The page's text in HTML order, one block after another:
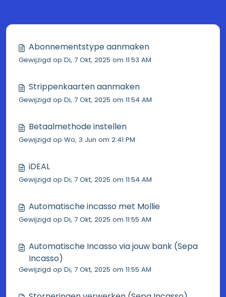
Abonnementstype aanmaken
Gewijzigd op Di, 7 Okt, 2025 om 11:53 AM
Strippenkaarten aanmaken
Gewijzigd op Di, 7 Okt, 2025 om 11:54 AM
Betaalmethode instellen
Gewijzigd op Wo, 3 Jun om 2:41 PM
iDEAL
Gewijzigd op Di, 7 Okt, 2025 om 11:54 AM
Automatische incasso met Mollie
Gewijzigd op Di, 7 Okt, 2025 om 11:55 AM
Automatische Incasso via jouw bank (Sepa
Incasso)
Gewijzigd op Di, 7 Okt, 2025 om 11:55 AM